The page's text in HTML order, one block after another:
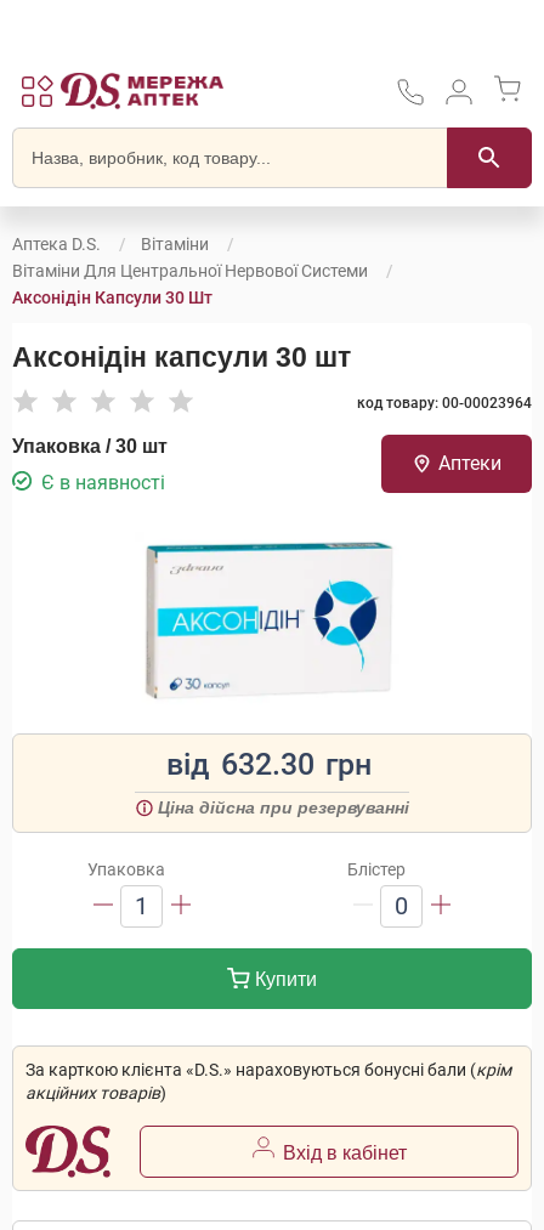
Аптека D.S.
Вітаміни
Вітаміни Для Центральної Нервової Системи
Аксонідін Капсули 30 Шт
Аксонідін капсули 30 шт
код товару: 00-00023964
Упаковка / 30 шт
Є в наявності
Аптеки
від 632.30 грн
Ціна дійсна при резервуванні
Упаковка
1
Блістер
0
Купити
За карткою клієнта «D.S.» нараховуються бонусні бали (крім
акційних товарів)
Вхід в кабінет